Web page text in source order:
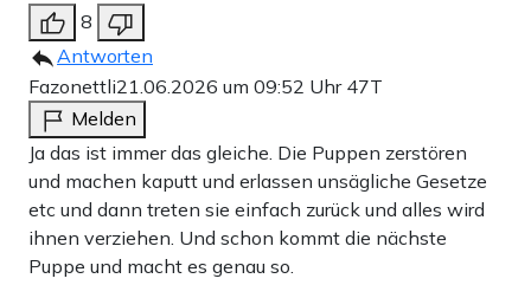
8
Antworten
Fazonettli21.06.2026 um 09:52 Uhr 47T
Melden
Ja das ist immer das gleiche. Die Puppen zerstören
und machen kaputt und erlassen unsägliche Gesetze
etc und dann treten sie einfach zurück und alles wird
ihnen verziehen. Und schon kommt die nächste
Puppe und macht es genau so.